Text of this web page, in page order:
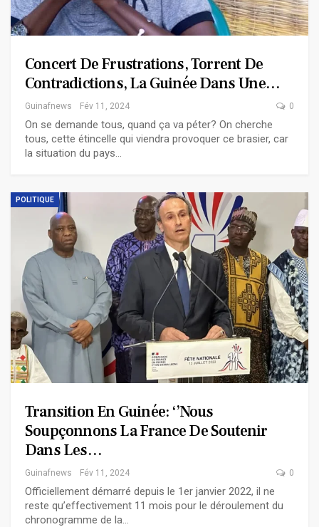
Concert De Frustrations, Torrent De
Contradictions, La Guinée Dans Une…
Guinafnews Fév 11, 2024 0
On se demande tous, quand ça va péter? On cherche
tous, cette étincelle qui viendra provoquer ce brasier, car
la situation du pays…
POLITIQUE
Transition En Guinée: ‘’Nous
Soupçonnons La France De Soutenir
Dans Les…
Guinafnews Fév 11, 2024 0
Officiellement démarré depuis le 1er janvier 2022, il ne
reste qu’effectivement 11 mois pour le déroulement du
chronogramme de la…